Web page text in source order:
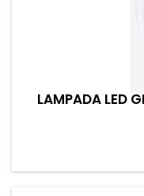
LAMPADA LED